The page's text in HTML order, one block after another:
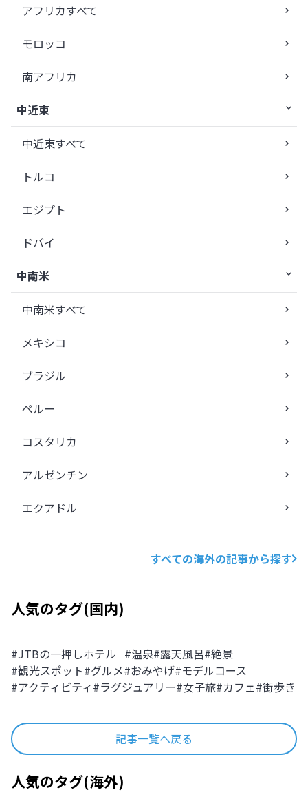
アフリカすべて
モロッコ
南アフリカ
中近東
中近東すべて
トルコ
エジプト
ドバイ
中南米
中南米すべて
メキシコ
ブラジル
ペルー
コスタリカ
アルゼンチン
エクアドル
すべての海外の記事から探す
人気のタグ(国内)
#JTBの一押しホテル #温泉#露天風呂#絶景
#観光スポット#グルメ#おみやげ#モデルコース
#アクティビティ#ラグジュアリー#女子旅#カフェ#街歩き
記事一覧へ戻る
人気のタグ(海外)